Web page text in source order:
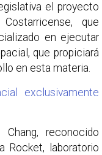
el proyecto
que
en ejecutar
que propiciará
en esta materia.
exclusivamente
reconocido
Rocket, laboratorio